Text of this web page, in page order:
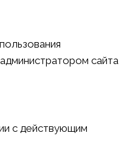
сайта
с действующим